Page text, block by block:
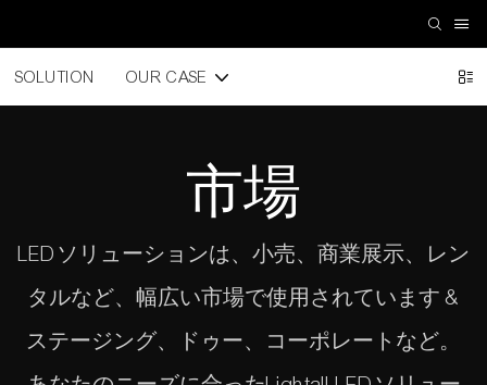
SOLUTION OUR CASE
市場
LEDソリューションは、小売、商業展示、レン
タルなど、幅広い市場で使用されています &
ステージング、ドゥー、コーポレートなど。